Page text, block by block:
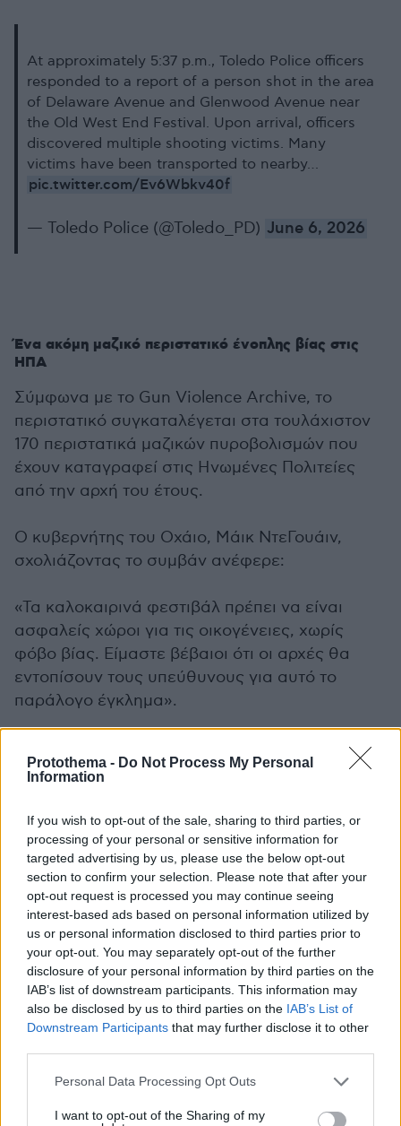
Protothema - Do Not Process My Personal
Information
If you wish to opt-out of the sale, sharing to third parties, or
processing of your personal or sensitive information for
targeted advertising by us, please use the below opt-out
section to confirm your selection. Please note that after your
opt-out request is processed you may continue seeing
interest-based ads based on personal information utilized by
us or personal information disclosed to third parties prior to
your opt-out. You may separately opt-out of the further
disclosure of your personal information by third parties on the
IAB’s list of downstream participants. This information may
also be disclosed by us to third parties on the IAB’s List of
Downstream Participants that may further disclose it to other
Please note that this website/app uses one or more Google
not limited to your visit or usage behaviour. You may click to
Personal Data Processing Opt Outs
I want to opt-out of the Sharing of my
At approximately 5:37 p.m., Toledo Police officers
responded to a report of a person shot in the area
of Delaware Avenue and Glenwood Avenue near
the Old West End Festival. Upon arrival, officers
discovered multiple shooting victims. Many
victims have been transported to nearby…
pic.twitter.com/Ev6Wbkv40f
— Toledo Police (@Toledo_PD) June 6, 2026
Ένα ακόμη μαζικό περιστατικό ένοπλης βίας στις
ΗΠΑ
Σύμφωνα με το Gun Violence Archive, το
περιστατικό συγκαταλέγεται στα τουλάχιστον
170 περιστατικά μαζικών πυροβολισμών που
έχουν καταγραφεί στις Ηνωμένες Πολιτείες
από την αρχή του έτους.
Ο κυβερνήτης του Οχάιο, Μάικ ΝτεΓουάιν,
σχολιάζοντας το συμβάν ανέφερε:
«Τα καλοκαιρινά φεστιβάλ πρέπει να είναι
ασφαλείς χώροι για τις οικογένειες, χωρίς
φόβο βίας. Είμαστε βέβαιοι ότι οι αρχές θα
εντοπίσουν τους υπεύθυνους για αυτό το
παράλογο έγκλημα».
Toledo, Ohio-West End Festival
Reportedly, there are at least 8 victims at local
hospitals after a sh00ting at the West End Festival
around 5:30pm EST.
“We are confident that law enforcement will locate
the suspects involved in this senseless crime.”-
Governor Mike DeWine
pic.twitter.com/LK85pTVCEz
— Southern FFA Family (@FFAFamily) June
7, 2026